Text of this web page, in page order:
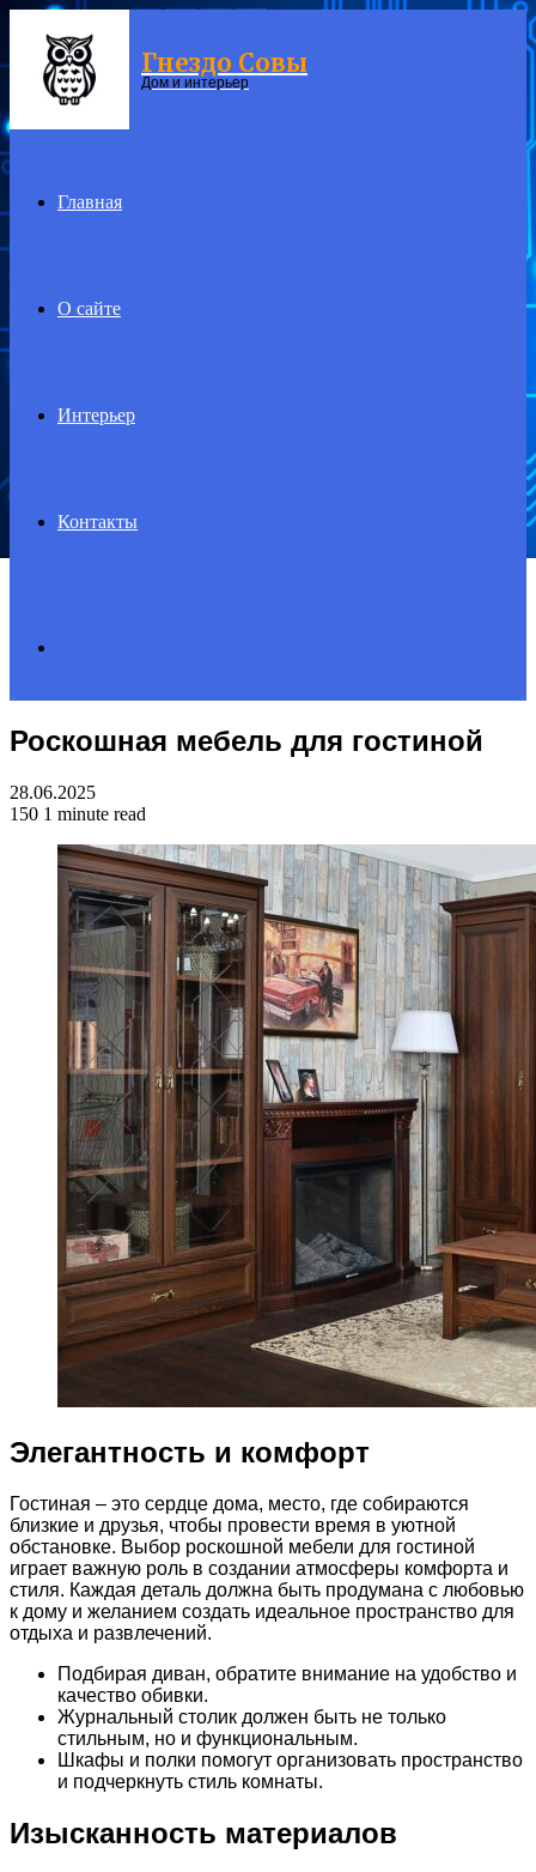
Menu Гнездо Совы
Дом и интерьер
Главная
О сайте
Интерьер
Контакты
for
Роскошная мебель для гостиной
28.06.2025
150 1 minute read
Элегантность и комфорт
Гостиная – это сердце дома, место, где собираются
близкие и друзья, чтобы провести время в уютной
обстановке. Выбор роскошной мебели для гостиной
играет важную роль в создании атмосферы комфорта и
стиля. Каждая деталь должна быть продумана с любовью
к дому и желанием создать идеальное пространство для
отдыха и развлечений.
Подбирая диван, обратите внимание на удобство и
качество обивки.
Журнальный столик должен быть не только
стильным, но и функциональным.
Шкафы и полки помогут организовать пространство
и подчеркнуть стиль комнаты.
Изысканность материалов